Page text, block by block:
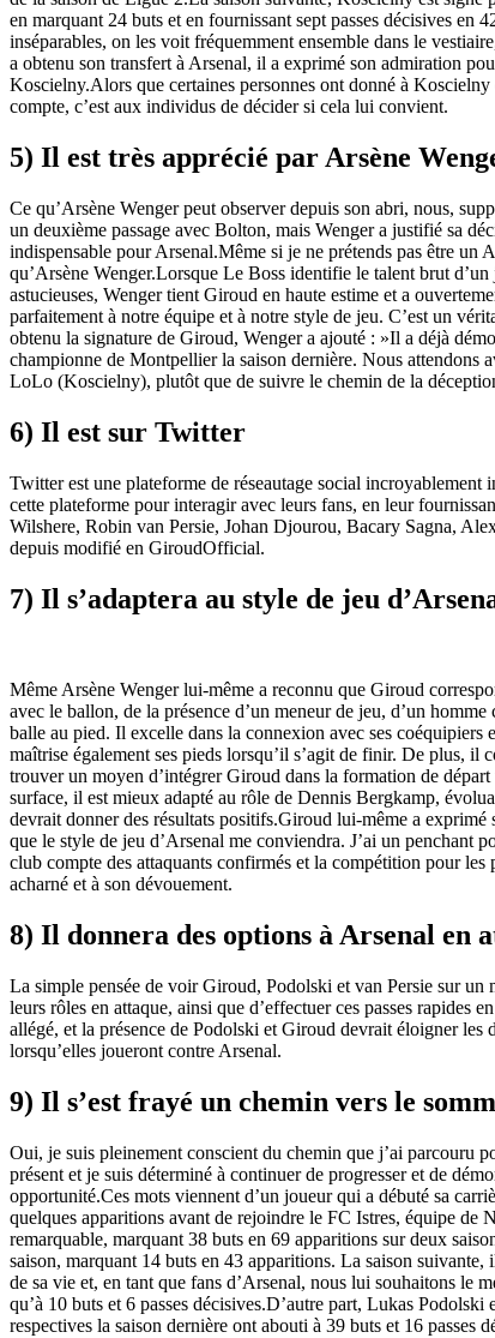
en marquant 24 buts et en fournissant sept passes décisives
inséparables, on les voit fréquemment ensemble dans le
a obtenu son transfert à Arsenal, il a exprimé son admiration
Koscielny.Alors que certaines personnes ont donné à
compte, c’est aux individus de décider si cela lui convient.
5) Il est très apprécié par Arsène
Ce qu’Arsène Wenger peut observer depuis son abri, nous,
un deuxième passage avec Bolton, mais Wenger a justifié sa
indispensable pour Arsenal.Même si je ne prétends pas être
qu’Arsène Wenger.Lorsque Le Boss identifie le talent brut
astucieuses, Wenger tient Giroud en haute estime et a
parfaitement à notre équipe et à notre style de jeu. C’est un
obtenu la signature de Giroud, Wenger a ajouté : »Il a déjà
championne de Montpellier la saison dernière. Nous attendons
LoLo (Koscielny), plutôt que de suivre le chemin de la
6) Il est sur Twitter
Twitter est une plateforme de réseautage social
cette plateforme pour interagir avec leurs fans, en leur
Wilshere, Robin van Persie, Johan Djourou, Bacary Sagna,
depuis modifié en GiroudOfficial.
7) Il s’adaptera au style de jeu
Même Arsène Wenger lui-même a reconnu que Giroud
avec le ballon, de la présence d’un meneur de jeu, d’un
balle au pied. Il excelle dans la connexion avec ses
maîtrise également ses pieds lorsqu’il s’agit de finir. De plus,
trouver un moyen d’intégrer Giroud dans la formation de
surface, il est mieux adapté au rôle de Dennis Bergkamp,
devrait donner des résultats positifs.Giroud lui-même a exprimé
que le style de jeu d’Arsenal me conviendra. J’ai un penchant
club compte des attaquants confirmés et la compétition pour les
acharné et à son dévouement.
8) Il donnera des options à Arsenal en
La simple pensée de voir Giroud, Podolski et van Persie sur un
leurs rôles en attaque, ainsi que d’effectuer ces passes rapides
allégé, et la présence de Podolski et Giroud devrait éloigner les
lorsqu’elles joueront contre Arsenal.
9) Il s’est frayé un chemin vers le
Oui, je suis pleinement conscient du chemin que j’ai parcouru
présent et je suis déterminé à continuer de progresser et de
opportunité.Ces mots viennent d’un joueur qui a débuté sa
quelques apparitions avant de rejoindre le FC Istres, équipe de
remarquable, marquant 38 buts en 69 apparitions sur deux
saison, marquant 14 buts en 43 apparitions. La saison
de sa vie et, en tant que fans d’Arsenal, nous lui souhaitons le
qu’à 10 buts et 6 passes décisives.D’autre part, Lukas
respectives la saison dernière ont abouti à 39 buts et 16 passes